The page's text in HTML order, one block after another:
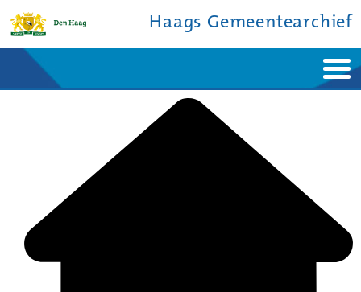
Haags Gemeentearchief
Bronnen en collecties